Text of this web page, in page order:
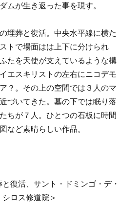
ムが生き返った事を現す。
埋葬と復活。中央水平線に横た
トで場面はは上下に分けられ
たを天使が支えているような構
エスキリストの左右にニコデモ
？。その上の空間では３人のマ
づいてきた。墓の下では眠り落
ちが７人。ひとつの石板に時間
など素晴らしい作品。
復活、サント・ドミンゴ・デ・
シロス修道院＞